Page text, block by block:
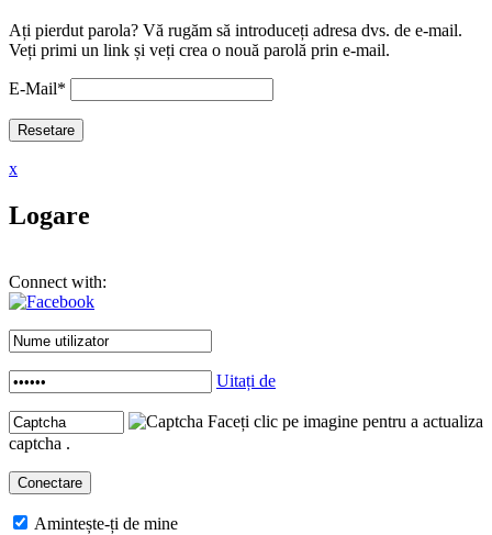
Ați pierdut parola? Vă rugăm să introduceți adresa dvs. de e-mail.
Veți primi un link și veți crea o nouă parolă prin e-mail.
E-Mail*
x
Logare
Connect with:
Uitați de
Faceți clic pe imagine pentru a actualiza
captcha .
Amintește-ți de mine